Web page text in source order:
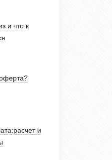
и что к
и